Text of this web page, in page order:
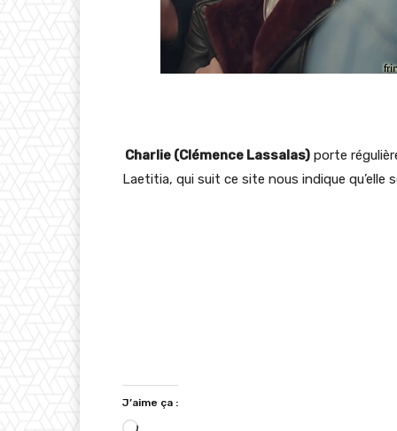
Charlie (Clémence Lassalas) porte
Laetitia, qui suit ce site nous indique qu’elle
J’aime ça :